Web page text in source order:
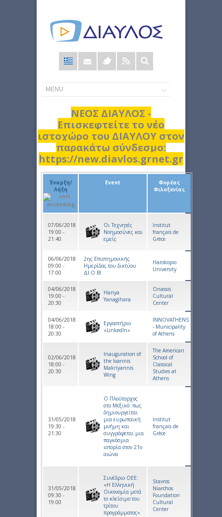
Φόρμα
αναζήτησης
ΝΕΟΣ ΔΙΑΥΛΟΣ -
Επισκεφτείτε το νέο
ιστοχώρο του ΔΙΑΥΛΟΥ στον
παρακάτω σύνδεσμο:
https://new.diavlos.grnet.gr
Έναρξη/
Λήξη
Event
Φορέας
Φιλοξενίας
07/06/2018
19:00 -
21:40
Οι Τεχνητές
Νοημοσύνες και
εμείς
Institut
français de
Grèce
06/06/2018
09:00 -
17:00
2ης Επιστημονικής
Ημερίδας του δικτύου
ΔΙ.Ο.ΒΙ
Harokopio
University
04/06/2018
19:00 -
20:30
Hanya
Yanagihara
Onassis
Cultural
Center
04/06/2018
18:00 -
20:30
Εργαστήριο
«LinkedIn»
INNOVATHENS
- Municipality
of Athens
02/06/2018
18:00 -
20:30
Inauguration of
the Ioannis
Makriyannis
Wing
The American
School of
Classical
Studies at
Athens
31/05/2018
19:30 -
21:30
Ο Πλούταρχος
στο Μεξικό: πως
δημιουργείται
μια ευρωπαϊκή
μνήμη και
συγγράφεται μια
παγκόσμια
ιστορία στον 21ο
αιώνα
Institut
français de
Grèce
31/05/2018
09:30 -
19:00
Συνέδριο ΟΕΕ:
«Η Ελληνική
Οικονομία μετά
το κλείσιμο του
τρίτου
προγράμματος»
Stavros
Niarchos
Foundation
Cultural
Center